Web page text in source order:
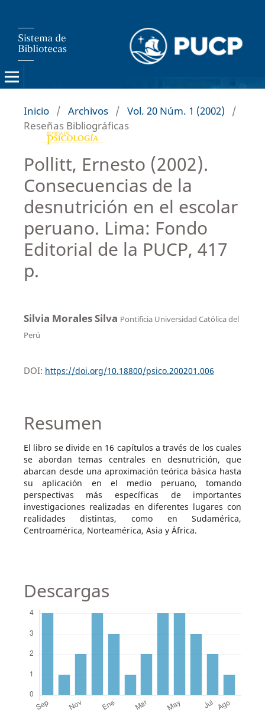
Inicio / Archivos / Vol. 20 Núm. 1 (2002)
/
Reseñas Bibliográficas
Pollitt, Ernesto (2002).
Consecuencias de la
desnutrición en el escolar
peruano. Lima: Fondo
Editorial de la PUCP, 417
p.
Silvia Morales Silva Pontificia Universidad Católica del
Perú
DOI: https://doi.org/10.18800/psico.200201.006
Resumen
El libro se divide en 16 capítulos a través de los cuales
se abordan temas centrales en desnutrición, que
abarcan desde una aproximación teórica básica hasta
su aplicación en el medio peruano, tomando
perspectivas más específicas de importantes
investigaciones realizadas en diferentes lugares con
realidades distintas, como en Sudamérica,
Centroamérica, Norteamérica, Asia y África.
Descargas